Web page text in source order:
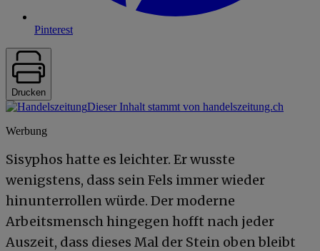
Pinterest
Drucken
Dieser Inhalt stammt von handelszeitung.ch
Werbung
Sisyphos hatte es leichter. Er wusste
wenigstens, dass sein Fels immer wieder
hinunterrollen würde. Der moderne
Arbeitsmensch hingegen hofft nach jeder
Auszeit, dass dieses Mal der Stein oben bleibt